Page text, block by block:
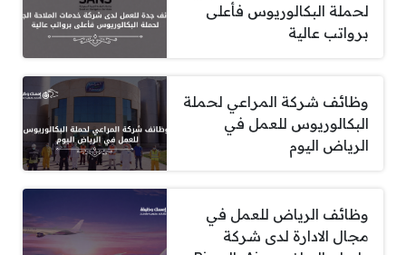
لحملة البكالوريوس فأعلى
برواتب عالية
وظائف شركة المراعي لحملة
البكالوريوس للعمل في
الرياض اليوم
وظائف الرياض للعمل في
مجال الادارة لدى شركة